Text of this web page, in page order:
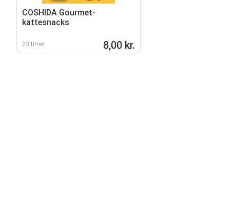
COSHIDA Gourmet-
kattesnacks
23 timer 8,00 kr.